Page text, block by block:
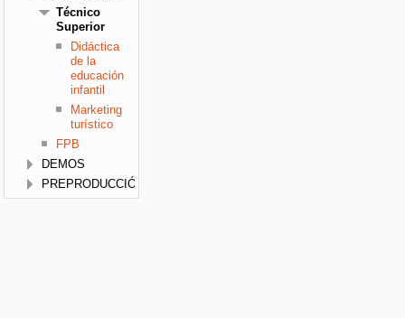
Técnico
Superior
Didáctica
de la
educación
infantil
Marketing
turístico
FPB
DEMOS
PREPRODUCCIÓN